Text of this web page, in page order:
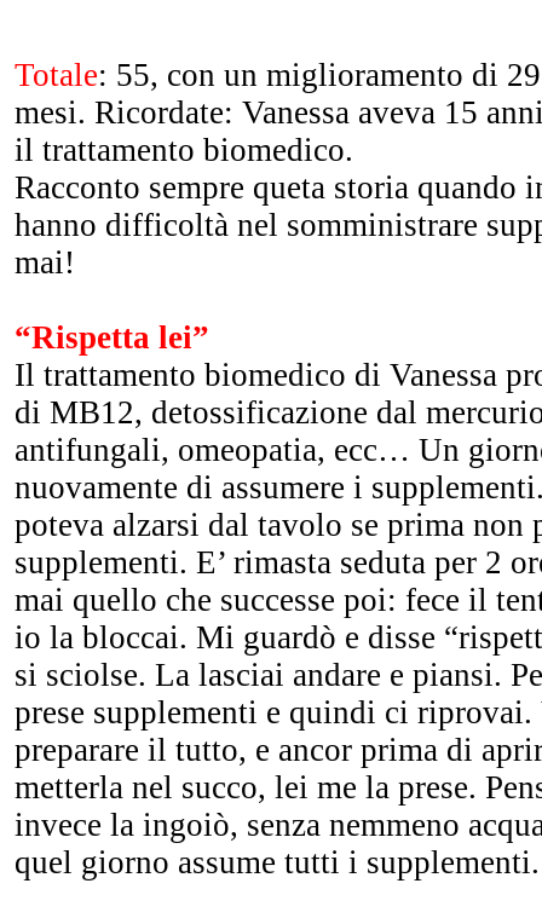
Totale: 55, con un miglioramento di
mesi. Ricordate: Vanessa aveva 15
il trattamento biomedico.
Racconto sempre queta storia quando
hanno difficoltà nel somministrare
mai!
“Rispetta lei”
Il trattamento biomedico di Vanessa
di MB12, detossificazione dal
antifungali, omeopatia, ecc… Un
nuovamente di assumere i
poteva alzarsi dal tavolo se prima non
supplementi. E’ rimasta seduta per 2
mai quello che successe poi: fece il
io la bloccai. Mi guardò e disse
si sciolse. La lasciai andare e piansi.
prese supplementi e quindi ci riprovai.
preparare il tutto, e ancor prima di
metterla nel succo, lei me la prese.
invece la ingoiò, senza nemmeno
quel giorno assume tutti i supplementi.